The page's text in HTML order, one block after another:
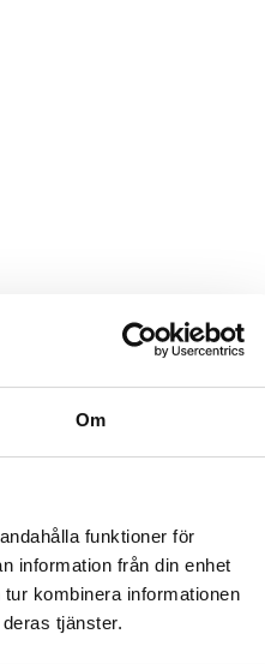
Om
funktioner för
information från din enhet
kombinera informationen
tjänster.